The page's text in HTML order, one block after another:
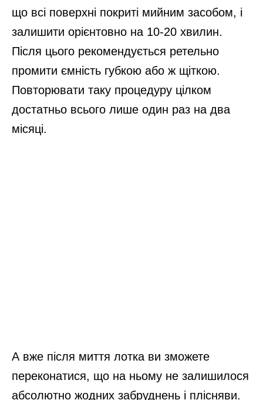
що всі поверхні покриті мийним засобом, і
залишити орієнтовно на 10-20 хвилин.
Після цього рекомендується ретельно
промити ємність губкою або ж щіткою.
Повторювати таку процедуру цілком
достатньо всього лише один раз на два
місяці.
А вже після миття лотка ви зможете
переконатися, що на ньому не залишилося
абсолютно жодних забруднень і плісняви.